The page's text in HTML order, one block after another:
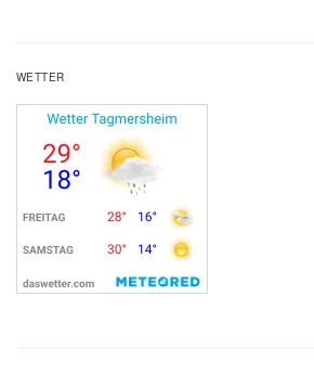
WETTER